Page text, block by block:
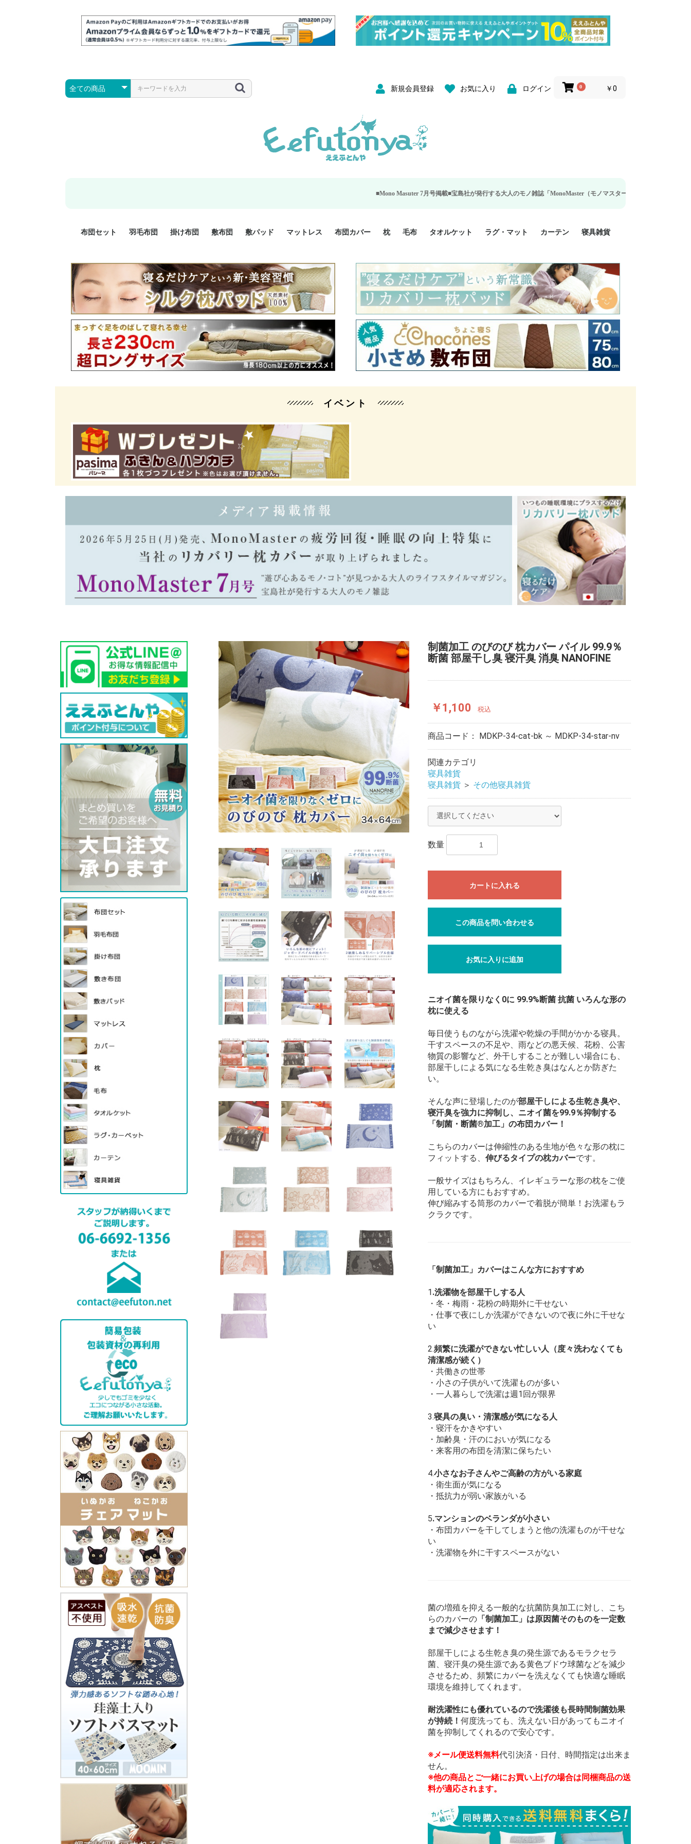
新規会員登録 お気に入り ログイン 0 ￥0
■Mono Masuter 7月号掲載■宝島社が発行する大人のモノ雑誌「MonoMaster（モノマスター）」の疲労回復・睡眠の向上特集に当
布団セット
羽毛布団セット 2点セット
3点セット
4点セット
5点セット
6点セット
エクセルゴールド
ロイヤルゴールド
マザーダックダウン
小さい布団セット
大きい布団セット
掛け布団セット 2点セット
3点セット
4点セット
6点セット
敷布団セット 2点セット
3点セット
羽毛布団
プレミアムゴールド
ロイヤルゴールド
エクセルゴールド
ニューゴールド
マザーダックダウン
マザーグースダウン
スーパーロングサイズ
洗える羽毛布団
肌掛け布団
掛け布団
防ダニ掛け布団
洗える掛け布団
小さい掛け布団
大きい掛け布団
肌掛け布団
敷布団
防ダニ敷布団
小さい敷布団 70cm幅 ミニシングル
75cm幅 ショートセミシ
ングル
80cm幅 セミシングル
大きい敷布団
機能性敷布団
敷パッド
シングルサイズ敷パッド
小さい敷パッド
大きい敷パッド
シルク敷パッド
枕パッド
シルク枕パッド
除湿シート
接触冷感パッド
暖かパッド
ガーゼケット
オーガニックコットン
ベッドパッド
パッドセット
マットレス 布団カバー
掛け布団カバー ジュニア 掛け布団カバー
シングル 掛け布団カバー
シングルロング 掛け布団
カバー
セミダブル 掛け布団カバ
ー
ダブル 掛け布団カバー
ダブルロング 掛け布団カ
バー
クィーン 掛け布団カバー
暖か 掛け布団カバー
敷布団カバー ジュニア 敷布団カバー
セミシングル 敷布団カバ
ー
シングル 敷布団カバー
シングルロング 敷布団カ
バー
ダブル 敷布団カバー
枕カバー 35x50cm 枕カバー
43x63cm 枕カバー
50x70cm 枕カバー
シルク 枕カバー
BOXシーツ シングル BOXシーツ
シングルロング BOXシー
ツ
セミダブル BOXシーツ
ダブル BOXシーツ
スーパーロング BOXシー
ツ
防ダニカバー
クッションカバー
オーガニックコットン
カバーセット カバー2点セット
カバー3点セット
枕
小さめ 35×50cm
やや小さめ 35×55cm
普通 43×63cm
大きめ 50×70cm
パイプ枕
高反発枕
低反発枕
機能性枕・その他枕
毛布 タオルケット
ハーフサイズ
シングルサイズ
セミダブルサイズ
ダブルサイズ
接触冷感
天然素材 綿100%
ラグ・マット カーテン
既成カーテンのサイズ
遮光カーテン
レース・シアーカーテン
Disney ディズニーカーテ
ン
MOOMIN ムーミンカーテ
ン
PEANUTS ピーナツカー
テン (SNOOPY スヌーピ
ー)
寝具雑貨
美容・化粧品
シルク寝具・雑貨
HURONテクノロジー リ
カバリー寝具
ソファカバー
ひざ掛け
パジャマ
クッション
玄関・フロアーマット
ペット用ベッド
インテリア
その他寝具雑貨
イベント
制菌加工 のびのび 枕カバー パイル 99.9％
断菌 部屋干し臭 寝汗臭 消臭 NANOFINE
￥1,100 税込
商品コード： MDKP-34-cat-bk ～ MDKP-34-star-nv
関連カテゴリ
寝具雑貨
寝具雑貨 ＞ その他寝具雑貨
数量
カートに入れる
この商品を問い合わせる
お気に入りに追加
ニオイ菌を限りなく0に 99.9%断菌 抗菌 いろんな形の
枕に使える
毎日使うものながら洗濯や乾燥の手間がかかる寝具。
干すスペースの不足や、雨などの悪天候、花粉、公害
物質の影響など、外干しすることが難しい場合にも、
部屋干しによる気になる生乾き臭はなんとか防ぎた
い。
そんな声に登場したのが部屋干しによる生乾き臭や、
寝汗臭を強力に抑制し、ニオイ菌を99.9％抑制する
「制菌・断菌®加工」の布団カバー！
こちらのカバーは伸縮性のある生地が色々な形の枕に
フィットする、 伸びるタイプの枕カバーです。
一般サイズはもちろん、イレギュラーな形の枕をご使
用している方にもおすすめ。
伸び縮みする筒形のカバーで着脱が簡単！お洗濯もラ
クラクです。
「制菌加工」カバーはこんな方におすすめ
1.洗濯物を部屋干しする人
・冬・梅雨・花粉の時期外に干せない
・仕事で夜にしか洗濯ができないので夜に外に干せな
い
2.頻繁に洗濯ができない忙しい人（度々洗わなくても
清潔感が続く）
・共働きの世帯
・小さの子供がいて洗濯ものが多い
・一人暮らしで洗濯は週1回が限界
3.寝具の臭い・清潔感が気になる人
・寝汗をかきやすい
・加齢臭・汗のにおいが気になる
・来客用の布団を清潔に保ちたい
4.小さなお子さんやご高齢の方がいる家庭
・衛生面が気になる
・抵抗力が弱い家族がいる
5.マンションのベランダが小さい
・布団カバーを干してしまうと他の洗濯ものが干せな
い
・洗濯物を外に干すスペースがない
菌の増殖を抑える一般的な抗菌防臭加工に対し、こち
らのカバーの「制菌加工」は原因菌そのものを一定数
まで減少させます！
部屋干しによる生乾き臭の発生源であるモラクセラ
菌、寝汗臭の発生源である黄色ブドウ球菌などを減少
させるため、頻繁にカバーを洗えなくても快適な睡眠
環境を維持してくれます。
耐洗濯性にも優れているので洗濯後も長時間制菌効果
が持続！ 何度洗っても、洗えない日があってもニオイ
菌を抑制してくれるので安心です。
※メール便送料無料代引決済・日付、時間指定は出来ま
せん。
※他の商品とご一緒にお買い上げの場合は同梱商品の送
料が適応されます。